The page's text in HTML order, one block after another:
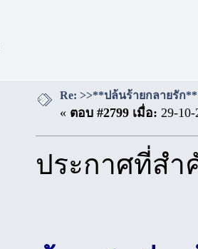
Re: >>**ปล้นร้ายกลายรัก
« ตอบ #2799 เมื่อ: 29-10-
ประกาศที่ส